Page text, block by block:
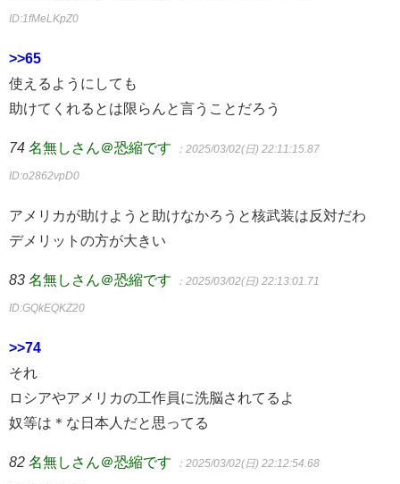
ID:1fMeLKpZ0
>>65
使えるようにしても
助けてくれるとは限らんと言うことだろう
74 名無しさん＠恐縮です ：2025/03/02(日) 22:11:15.87
ID:o2862vpD0
アメリカが助けようと助けなかろうと核武装は反対だわ
デメリットの方が大きい
83 名無しさん＠恐縮です ：2025/03/02(日) 22:13:01.71
ID:GQkEQKZ20
>>74
それ
ロシアやアメリカの工作員に洗脳されてるよ
奴等は＊な日本人だと思ってる
82 名無しさん＠恐縮です ：2025/03/02(日) 22:12:54.68